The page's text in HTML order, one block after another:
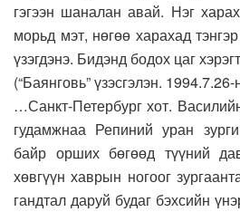
гэгээн шаналан авай. Нэг
морьд мэт, нөгөө харахад
үзэгдэнэ. Бидэнд бодох цаг
(“Баянговь” үзэсгэлэн.
…Санкт-Петербург хот.
гудамжнаа Репиний уран
байр орших бөгөөд түүний
хөвгүүн хаврын ногоог
гандтал даруй будаг бэхсийн